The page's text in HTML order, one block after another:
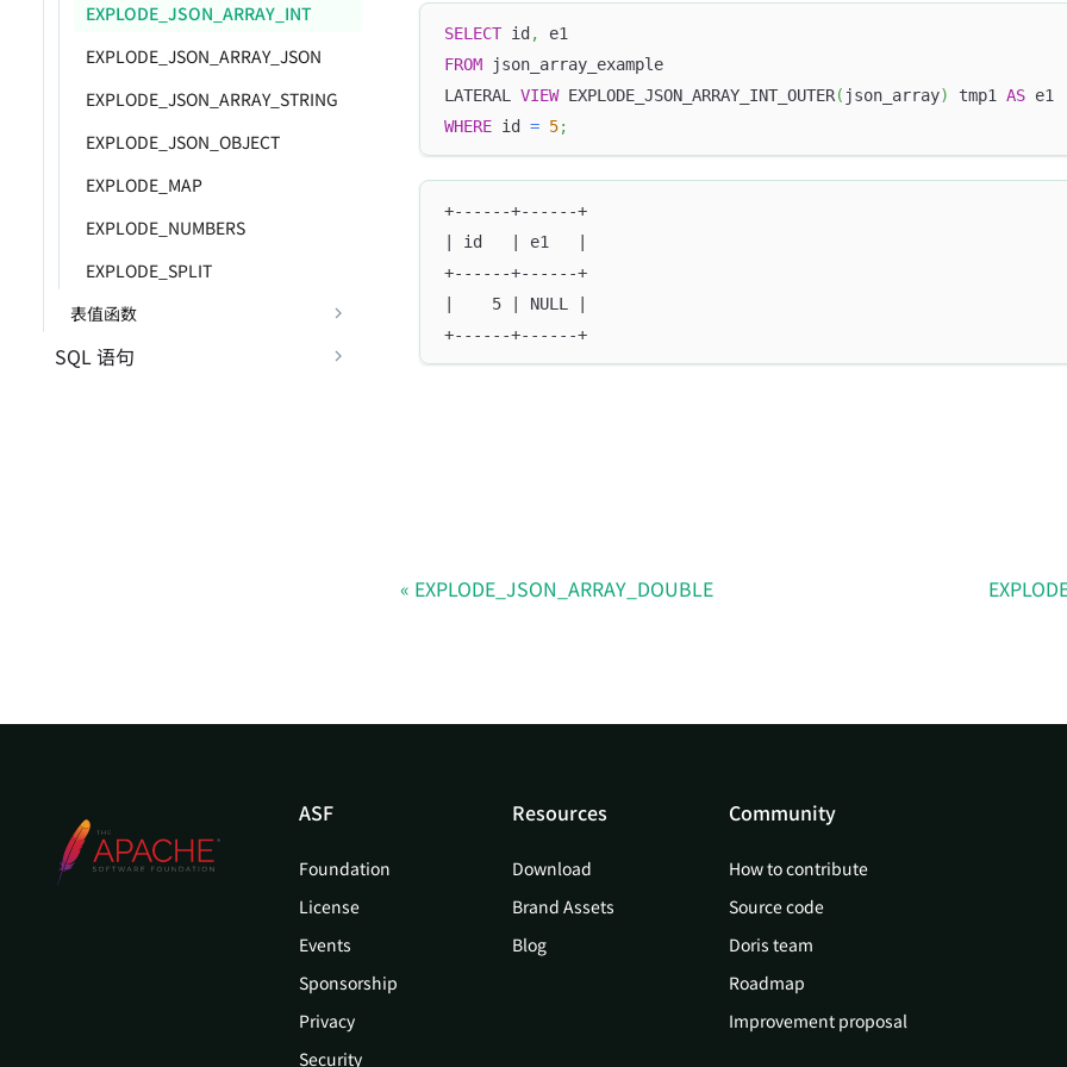
EXPLODE_JSON_ARRAY_INT
EXPLODE_JSON_ARRAY_JSON
EXPLODE_JSON_ARRAY_STRING
EXPLODE_JSON_OBJECT
EXPLODE_MAP
EXPLODE_NUMBERS
EXPLODE_SPLIT
表值函数
SQL 语句
SELECT id,
e1
FROM json_array_example
LATERAL VIEW EXPLODE_JSON_ARRAY_INT_OUTER( json_array) tmp1 AS e1
WHERE id = 5;
+------+------+
| id   | e1   |
+------+------+
|    5 | NULL |
+------+------+
EXPLODE_JSON_ARRAY_DOUBLE
ASF
Foundation
License
Events
Sponsorship
Privacy
Security
Resources
Download
Brand Assets
Blog
Community
How to contribute
Source code
Doris team
Roadmap
Improvement proposal